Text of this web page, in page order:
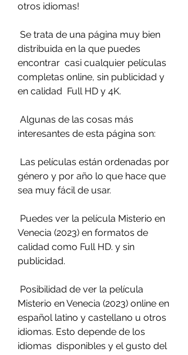
otros idiomas!
distribuida en la que puedes
encontrar  casi cualquier películas
completas online, sin publicidad y
en calidad  Full HD y 4K.
interesantes de esta página son:
género y por año lo que hace que
sea muy fácil de usar.
Venecia (2023) en formatos de
calidad como Full HD. y sin
publicidad.
Misterio en Venecia (2023) online en
español latino y castellano u otros
idiomas. Esto depende de los
idiomas  disponibles y el gusto del